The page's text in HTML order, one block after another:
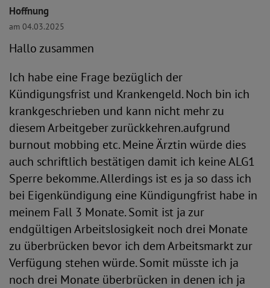
Hoffnung
am 04.03.2025
Hallo zusammen
Ich habe eine Frage bezüglich der
Kündigungsfrist und Krankengeld. Noch bin ich
krankgeschrieben und kann nicht mehr zu
diesem Arbeitgeber zurückkehren.aufgrund
burnout mobbing etc. Meine Ärztin würde dies
auch schriftlich bestätigen damit ich keine ALG1
Sperre bekomme. Allerdings ist es ja so dass ich
bei Eigenkündigung eine Kündigungfrist habe in
meinem Fall 3 Monate. Somit ist ja zur
endgültigen Arbeitslosigkeit noch drei Monate
zu überbrücken bevor ich dem Arbeitsmarkt zur
Verfügung stehen würde. Somit müsste ich ja
noch drei Monate überbrücken in denen ich ja